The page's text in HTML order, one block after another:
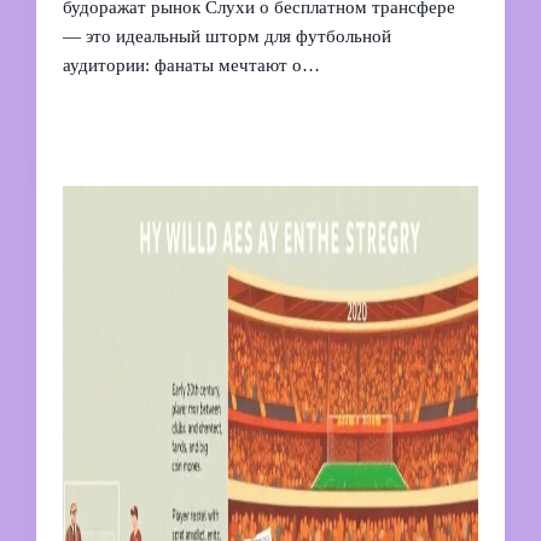
будоражат рынок Слухи о бесплатном трансфере
— это идеальный шторм для футбольной
аудитории: фанаты мечтают о…